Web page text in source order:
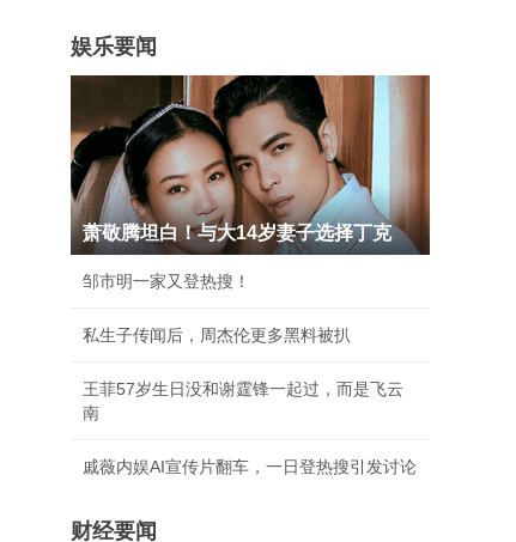
娱乐要闻
萧敬腾坦白！与大14岁妻子选择丁克
邹市明一家又登热搜！
私生子传闻后，周杰伦更多黑料被扒
王菲57岁生日没和谢霆锋一起过，而是飞云
南
戚薇内娱AI宣传片翻车，一日登热搜引发讨论
财经要闻